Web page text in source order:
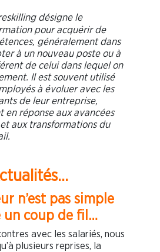
désigne le
pour acquérir de
généralement dans
à un nouveau poste ou à
de celui dans lequel on
Il est souvent utilisé
à évoluer avec les
de leur entreprise,
en réponse aux avancées
aux transformations du
n’est pas simple
un coup de fil…
avec les salariés, nous
plusieurs reprises, la